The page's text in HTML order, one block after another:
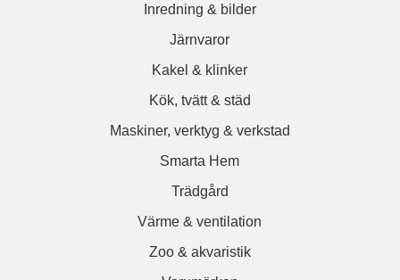
Inredning & bilder
Järnvaror
Kakel & klinker
Kök, tvätt & städ
Maskiner, verktyg & verkstad
Smarta Hem
Trädgård
Värme & ventilation
Zoo & akvaristik